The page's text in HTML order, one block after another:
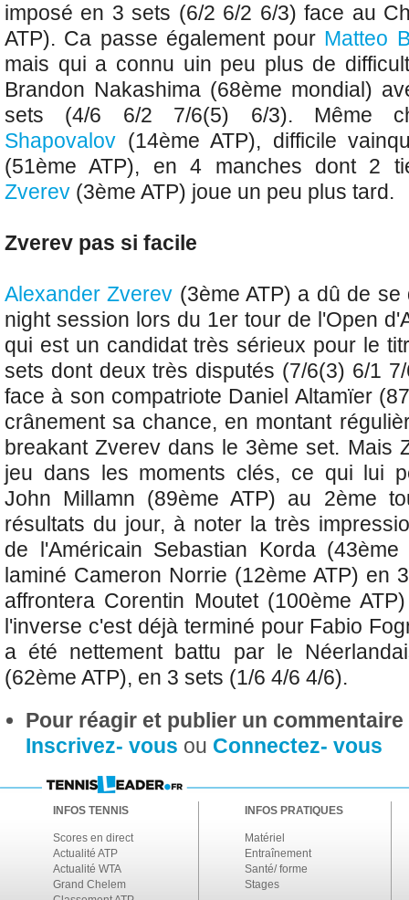
imposé en 3 sets (6/2 6/2 6/3) face au
ATP). Ca passe également pour Matteo
mais qui a connu uin peu plus de
Brandon Nakashima (68ème mondial)
sets (4/6 6/2 7/6(5) 6/3). Même
Shapovalov (14ème ATP), difficile
(51ème ATP), en 4 manches dont 2
Zverev (3ème ATP) joue un peu plus tard.
Zverev pas si facile
Alexander Zverev (3ème ATP) a dû de
night session lors du 1er tour de l'Open
qui est un candidat très sérieux pour le
sets dont deux très disputés (7/6(3) 6/1
face à son compatriote Daniel Altamïer
crânement sa chance, en montant
breakant Zverev dans le 3ème set. Mais
jeu dans les moments clés, ce qui lui
John Millamn (89ème ATP) au 2ème
résultats du jour, à noter la très
de l'Américain Sebastian Korda
laminé Cameron Norrie (12ème ATP) en
affrontera Corentin Moutet (100ème
l'inverse c'est déjà terminé pour Fabio
a été nettement battu par le
(62ème ATP), en 3 sets (1/6 4/6 4/6).
Pour réagir et publier un
Inscrivez- vous ou Connectez- vous
INFOS TENNIS
Scores en direct
Actualité ATP
Actualité WTA
Grand Chelem
INFOS PRATIQUES
Matériel
Entraînement
Santé/ forme
Stages